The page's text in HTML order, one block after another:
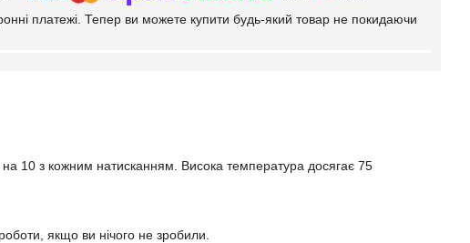
платежі. Тепер ви можете купити будь-який товар не покидаючи
на 10 з кожним натисканням. Висока температура досягає 75
якщо ви нічого не зробили.